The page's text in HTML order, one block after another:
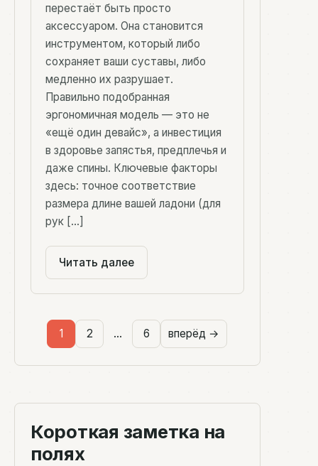
перестаёт быть просто
аксессуаром. Она становится
инструментом, который либо
сохраняет ваши суставы, либо
медленно их разрушает.
Правильно подобранная
эргономичная модель — это не
«ещё один девайс», а инвестиция
в здоровье запястья, предплечья и
даже спины. Ключевые факторы
здесь: точное соответствие
размера длине вашей ладони (для
рук […]
Читать далее
1 2 … 6 вперёд →
Короткая заметка на
полях